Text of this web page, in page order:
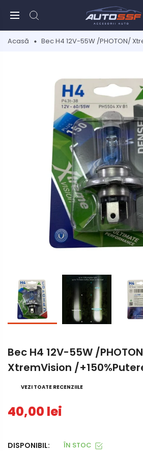
Acasă Bec H4 12V-55W /PHOTON/
Bec H4 12V-55W /
XtremVision /
VEZI TOATE RECENZIILE
40,00 lei
DISPONIBIL: ÎN STOC